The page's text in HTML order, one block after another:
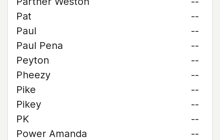
Pat
--
Paul
--
Paul Pena
--
Peyton
--
Pheezy
--
Pike
--
Pikey
--
PK
--
Power Amanda
--